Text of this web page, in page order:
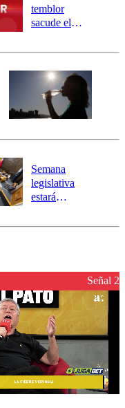
temblor
sacude el
revisa la
epicentro
Semana
legislativa
estará
el fin de la
reconstrucciónSeñal 2